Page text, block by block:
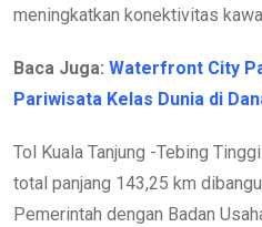
meningkatkan konektivitas
Baca Juga: Waterfront City
Pariwisata Kelas Dunia di
Tol Kuala Tanjung -Tebing
total panjang 143,25 km
Pemerintah dengan Badan